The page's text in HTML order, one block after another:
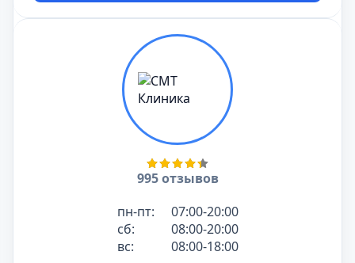
995 отзывов
пн-пт:
07:00-20:00
сб:
08:00-20:00
вс:
08:00-18:00